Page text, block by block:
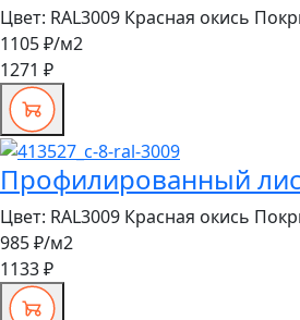
Цвет: RAL3009 Красная окись
1105 ₽/м2
1271 ₽
Профилированный
Цвет: RAL3009 Красная окись
985 ₽/м2
1133 ₽